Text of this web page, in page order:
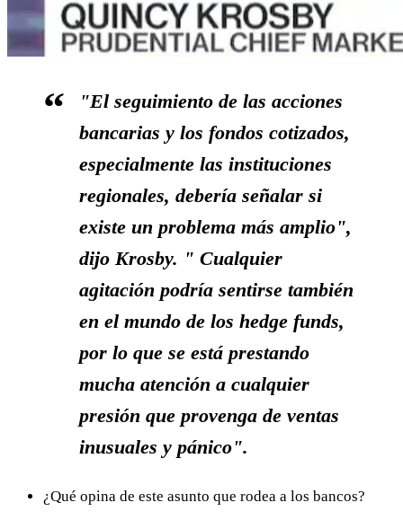
"El seguimiento de las acciones
bancarias y los fondos cotizados,
especialmente las instituciones
regionales, debería señalar si
existe un problema más amplio",
dijo Krosby. " Cualquier
agitación podría sentirse también
en el mundo de los hedge funds,
por lo que se está prestando
mucha atención a cualquier
presión que provenga de ventas
inusuales y pánico".
¿Qué opina de este asunto que rodea a los bancos?